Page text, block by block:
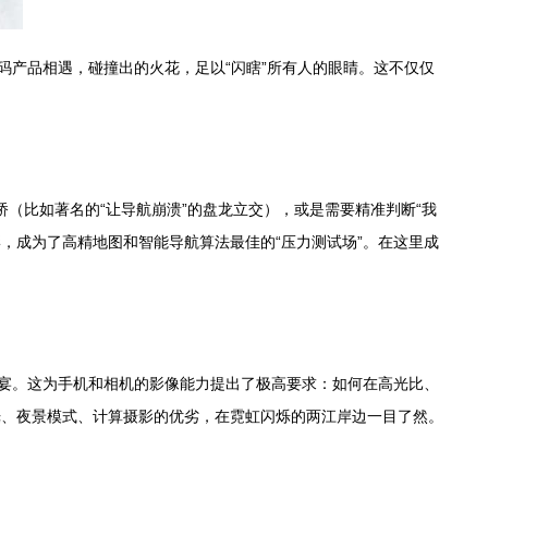
品相遇，碰撞出的火花，足以“闪瞎”所有人的眼睛。这不仅仅
比如著名的“让导航崩溃”的盘龙立交），或是需要精准判断“我
成为了高精地图和智能导航算法最佳的“压力测试场”。在这里成
这为手机和相机的影像能力提出了极高要求：如何在高光比、
景模式、计算摄影的优劣，在霓虹闪烁的两江岸边一目了然。